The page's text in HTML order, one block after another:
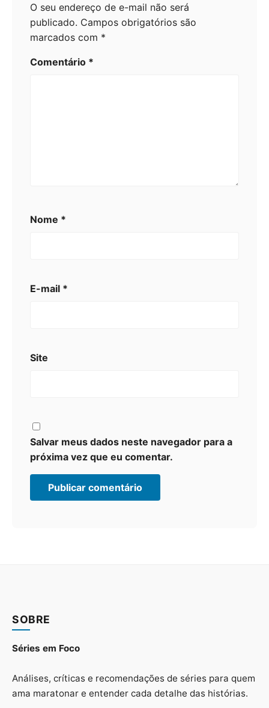
O seu endereço de e-mail não será
publicado. Campos obrigatórios são
marcados com *
Comentário *
Nome *
E-mail *
Site
Salvar meus dados neste navegador para a
próxima vez que eu comentar.
SOBRE
Séries em Foco
Análises, críticas e recomendações de séries para quem
ama maratonar e entender cada detalhe das histórias.